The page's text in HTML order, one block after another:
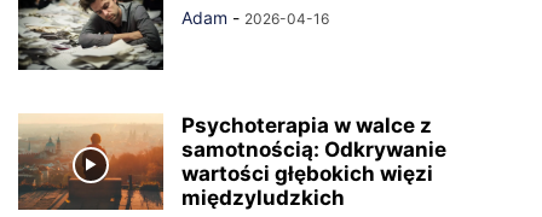
Adam - 2026-04-16
Psychoterapia w walce z
samotnością: Odkrywanie
wartości głębokich więzi
międzyludzkich